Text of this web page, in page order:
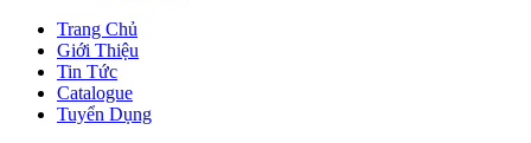
Trang Chủ
Giới Thiệu
Tin Tức
Catalogue
Tuyển Dụng